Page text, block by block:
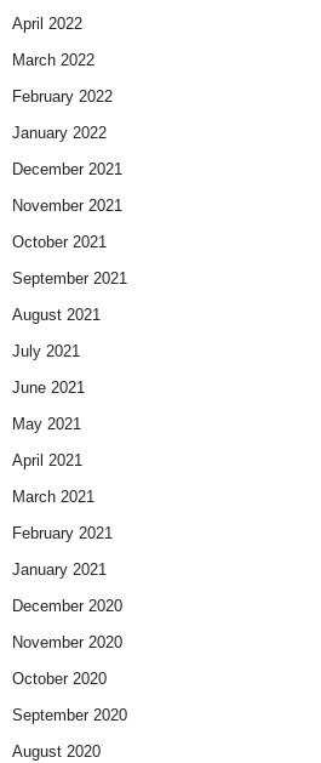
April 2022
March 2022
February 2022
January 2022
December 2021
November 2021
October 2021
September 2021
August 2021
July 2021
June 2021
May 2021
April 2021
March 2021
February 2021
January 2021
December 2020
November 2020
October 2020
September 2020
August 2020